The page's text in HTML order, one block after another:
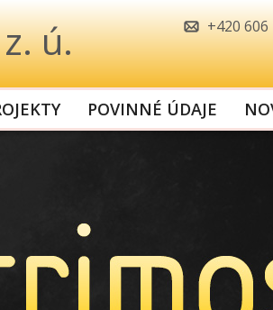
ú. +420
POVINNÉ ÚDAJE